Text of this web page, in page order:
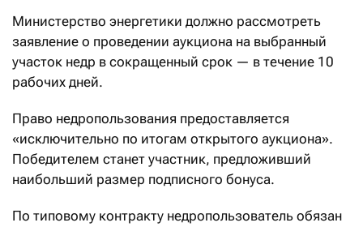
Министерство энергетики должно рассмотреть
заявление о проведении аукциона на выбранный
участок недр в сокращенный срок — в течение 10
рабочих дней.
Право недропользования предоставляется
«исключительно по итогам открытого аукциона».
Победителем станет участник, предложивший
наибольший размер подписного бонуса.
По типовому контракту недропользователь обязан